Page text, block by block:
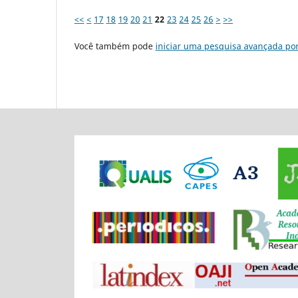
<< < 17 18 19 20 21 22 23 24 25 26 > >>
Você também pode iniciar uma pesquisa avançada